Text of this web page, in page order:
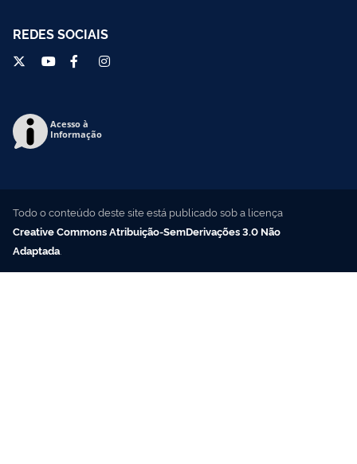
REDES SOCIAIS
Acesso à
Informação
Todo o conteúdo deste site está publicado sob a licença
Creative Commons Atribuição-SemDerivações 3.0 Não
Adaptada